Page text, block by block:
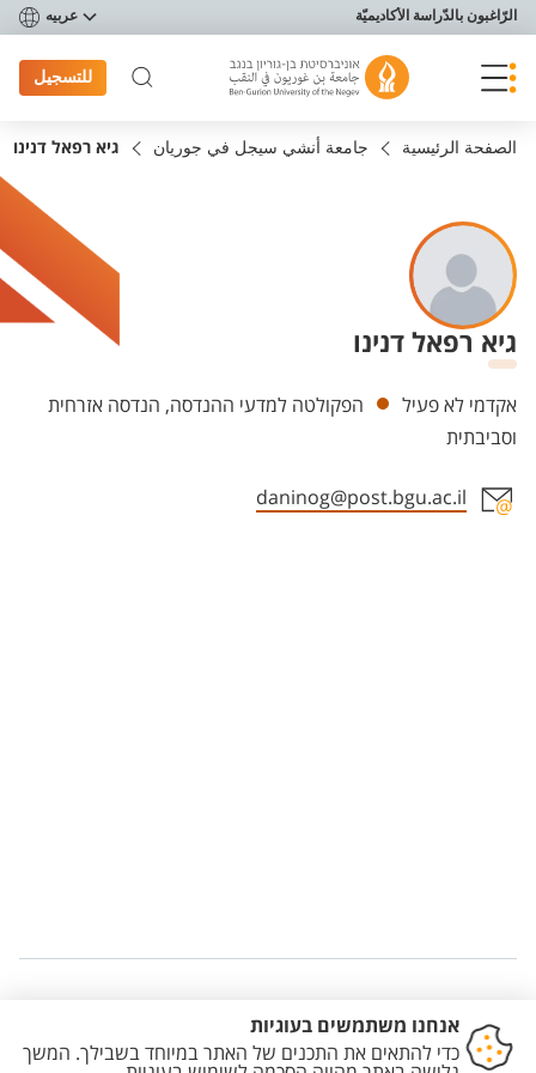
תפריט נגישות
الرّاغبون بالدّراسة الأكاديميّة عربيه
للتسجيل
الصفحة الرئيسية جامعة أنشي سيجل في جوريان גיא רפאל דנינו
גיא רפאל דנינו
Departments
אקדמי לא פעיל
הפקולטה למדעי ההנדסה, הנדסה אזרחית
וסביבתית
daninog@post.bgu.ac.il